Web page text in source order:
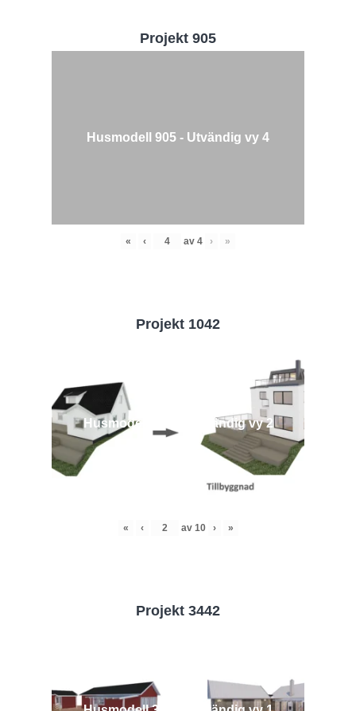
Projekt 905
Husmodell 905 - Utvändig vy 4
« ‹ av 4 › »
Projekt 1042
Husmodell 1042 - Utvändig vy 2
« ‹ av 10 › »
Projekt 3442